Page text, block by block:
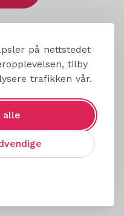
på nettstedet
tilby
trafikken vår.
alle